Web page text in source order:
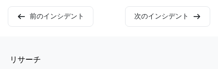
前のインシデント 次のインシデント
リサーチ